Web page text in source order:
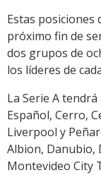
Estas posiciones
próximo fin de
dos grupos de
los líderes de
La Serie A
Español, Cerro,
Liverpool y
Albion, Danubio,
Montevideo City